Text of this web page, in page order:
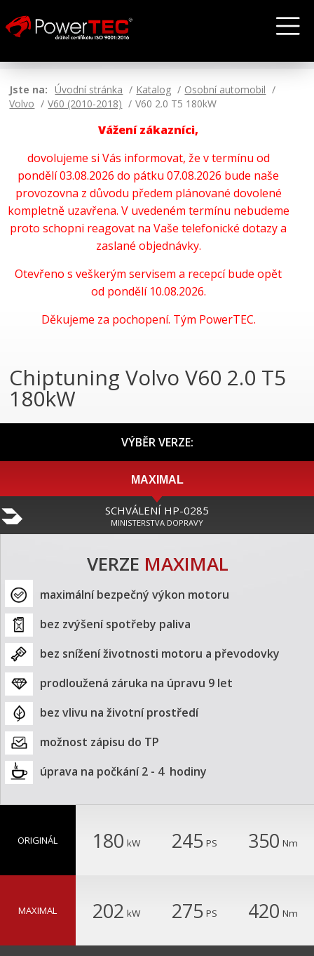
Jste na: Úvodní stránka Katalog
Osobní automobil
Volvo
V60 (2010-2018) V60 2.0 T5 180kW
Vážení zákazníci,
dovolujeme si Vás informovat, že v termínu od
pondělí 03.08.2026 do pátku 07.08.2026 bude naše
provozovna z důvodu předem plánované dovolené
kompletně uzavřena. V uvedeném termínu nebudeme
proto schopni reagovat na Vaše telefonické dotazy a
zaslané objednávky.
Otevřeno s veškerým servisem a recepcí bude opět
od pondělí 10.08.2026.
Děkujeme za pochopení. Tým PowerTEC.
Chiptuning Volvo V60 2.0 T5
180kW
VÝBĚR VERZE:
MAXIMAL
SCHVÁLENÍ HP-0285
MINISTERSTVA DOPRAVY
VERZE MAXIMAL
maximální bezpečný výkon motoru
bez zvýšení spotřeby paliva
bez snížení životnosti motoru a převodovky
prodloužená záruka na úpravu 9 let
bez vlivu na životní prostředí
možnost zápisu do TP
úprava na počkání 2 - 4  hodiny
ORIGINÁL 180 kW 245 PS 350 Nm
MAXIMAL 202 kW 275 PS 420 Nm